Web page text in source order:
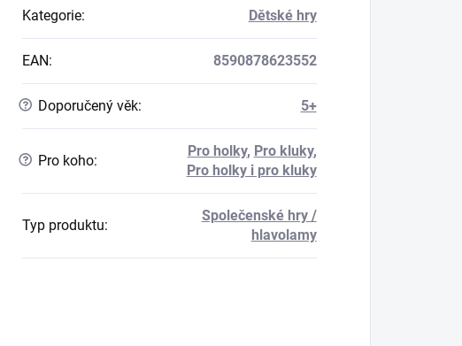
Kategorie: Dětské hry
EAN: 8590878623552
? Doporučený věk: 5+
? Pro koho:
Pro holky, Pro kluky,
Pro holky i pro kluky
Typ produktu:
Společenské hry /
hlavolamy